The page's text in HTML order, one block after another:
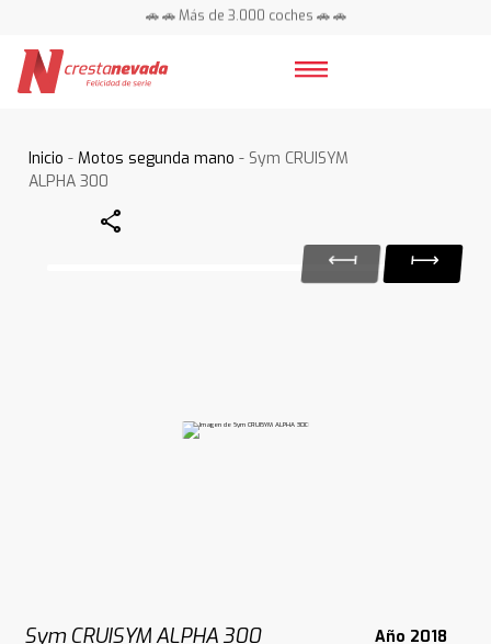
🚗 🚗 Más de 3.000 coches 🚗 🚗
Inicio -Motos segunda mano - Sym CRUISYM
ALPHA 300
Share
Sym CRUISYM ALPHA 300 Año 2018